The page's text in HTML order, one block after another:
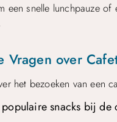
een ​​snelle lunchpauze
Vragen over
het bezoeken van een
snacks bij de